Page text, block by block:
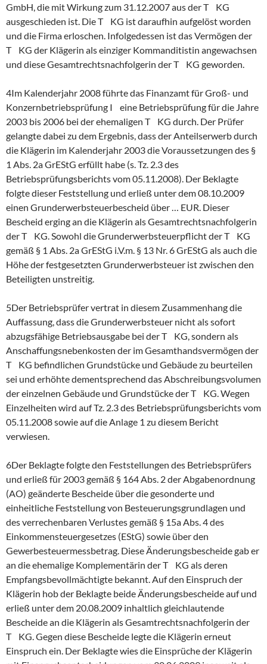
GmbH, die mit Wirkung zum 31.12.2007 aus der T KG
ausgeschieden ist. Die T KG ist daraufhin aufgelöst worden
und die Firma erloschen. Infolgedessen ist das Vermögen der
T KG der Klägerin als einziger Kommanditistin angewachsen
und diese Gesamtrechtsnachfolgerin der T KG geworden.
4Im Kalenderjahr 2008 führte das Finanzamt für Groß- und
Konzernbetriebsprüfung I eine Betriebsprüfung für die Jahre
2003 bis 2006 bei der ehemaligen T KG durch. Der Prüfer
gelangte dabei zu dem Ergebnis, dass der Anteilserwerb durch
die Klägerin im Kalenderjahr 2003 die Voraussetzungen des §
1 Abs. 2a GrEStG erfüllt habe (s. Tz. 2.3 des
Betriebsprüfungsberichts vom 05.11.2008). Der Beklagte
folgte dieser Feststellung und erließ unter dem 08.10.2009
einen Grunderwerbsteuerbescheid über … EUR. Dieser
Bescheid erging an die Klägerin als Gesamtrechtsnachfolgerin
der T KG. Sowohl die Grunderwerbsteuerpflicht der T KG
gemäß § 1 Abs. 2a GrEStG i.V.m. § 13 Nr. 6 GrEStG als auch die
Höhe der festgesetzten Grunderwerbsteuer ist zwischen den
Beteiligten unstreitig.
5Der Betriebsprüfer vertrat in diesem Zusammenhang die
Auffassung, dass die Grunderwerbsteuer nicht als sofort
abzugsfähige Betriebsausgabe bei der T KG, sondern als
Anschaffungsnebenkosten der im Gesamthandsvermögen der
T KG befindlichen Grundstücke und Gebäude zu beurteilen
sei und erhöhte dementsprechend das Abschreibungsvolumen
der einzelnen Gebäude und Grundstücke der T KG. Wegen
Einzelheiten wird auf Tz. 2.3 des Betriebsprüfungsberichts vom
05.11.2008 sowie auf die Anlage 1 zu diesem Bericht
verwiesen.
6Der Beklagte folgte den Feststellungen des Betriebsprüfers
und erließ für 2003 gemäß § 164 Abs. 2 der Abgabenordnung
(AO) geänderte Bescheide über die gesonderte und
einheitliche Feststellung von Besteuerungsgrundlagen und
des verrechenbaren Verlustes gemäß § 15a Abs. 4 des
Einkommensteuergesetzes (EStG) sowie über den
Gewerbesteuermessbetrag. Diese Änderungsbescheide gab er
an die ehemalige Komplementärin der T KG als deren
Empfangsbevollmächtigte bekannt. Auf den Einspruch der
Klägerin hob der Beklagte beide Änderungsbescheide auf und
erließ unter dem 20.08.2009 inhaltlich gleichlautende
Bescheide an die Klägerin als Gesamtrechtsnachfolgerin der
T KG. Gegen diese Bescheide legte die Klägerin erneut
Einspruch ein. Der Beklagte wies die Einsprüche der Klägerin